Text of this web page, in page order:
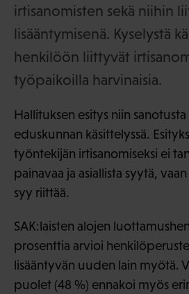
irtisanomisten sekä niihin
lisääntymisenä. Kyselystä
henkilöön liittyvät
työpaikoilla harvinaisia.
Hallituksen esitys niin
eduskunnan käsittelyssä.
työntekijän irtisanomiseksi ei
painavaa ja asiallista syytä,
syy riittää.
SAK:laisten alojen
prosenttia arvioi
lisääntyvän uuden lain myötä.
puolet (48 %) ennakoi myös